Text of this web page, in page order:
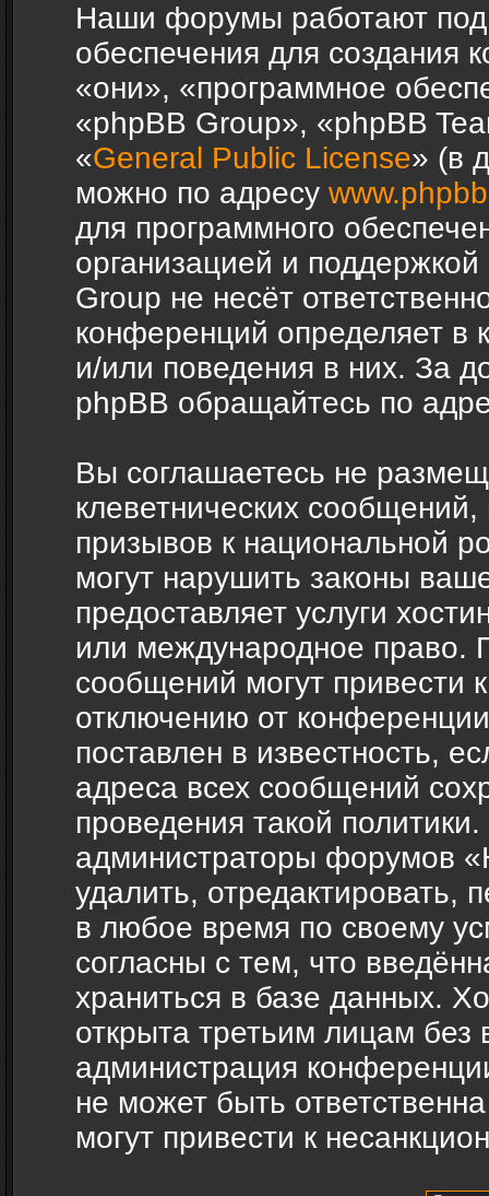
Наши форумы работают под
обеспечения для создания
«они», «программное
«phpBB Group», «phpBB
«General Public License» (в
можно по адресу
для программного
организацией и
Group не несёт
конференций определяет в
и/или поведения в них. За
phpBB обращайтесь по
Вы соглашаетесь не
клеветнических
призывов к национальной
могут нарушить законы
предоставляет услуги
или международное право.
сообщений могут привести
отключению от
поставлен в известность,
адреса всех сообщений
проведения такой
администраторы форумов
удалить, отредактировать,
в любое время по своему
согласны с тем, что
храниться в базе данных.
открыта третьим лицам
администрация
не может быть
могут привести к